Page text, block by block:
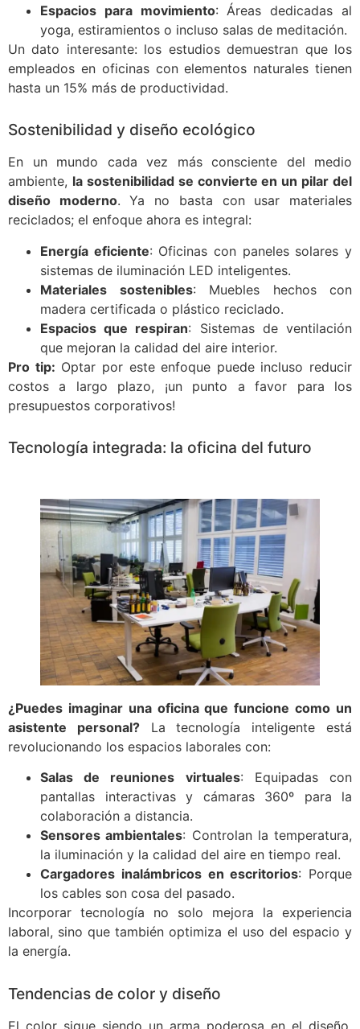
Espacios para movimiento: Áreas dedicadas al
yoga, estiramientos o incluso salas de meditación.
Un dato interesante: los estudios demuestran que los
empleados en oficinas con elementos naturales tienen
hasta un 15% más de productividad.
Sostenibilidad y diseño ecológico
En un mundo cada vez más consciente del medio
ambiente, la sostenibilidad se convierte en un pilar del
diseño moderno. Ya no basta con usar materiales
reciclados; el enfoque ahora es integral:
Energía eficiente: Oficinas con paneles solares y
sistemas de iluminación LED inteligentes.
Materiales sostenibles: Muebles hechos con
madera certificada o plástico reciclado.
Espacios que respiran: Sistemas de ventilación
que mejoran la calidad del aire interior.
Pro tip: Optar por este enfoque puede incluso reducir
costos a largo plazo, ¡un punto a favor para los
presupuestos corporativos!
Tecnología integrada: la oficina del futuro
¿Puedes imaginar una oficina que funcione como un
asistente personal?La tecnología inteligente está
revolucionando los espacios laborales con:
Salas de reuniones virtuales: Equipadas con
pantallas interactivas y cámaras 360º para la
colaboración a distancia.
Sensores ambientales: Controlan la temperatura,
la iluminación y la calidad del aire en tiempo real.
Cargadores inalámbricos en escritorios: Porque
los cables son cosa del pasado.
Incorporar tecnología no solo mejora la experiencia
laboral, sino que también optimiza el uso del espacio y
la energía.
Tendencias de color y diseño
El color sigue siendo un arma poderosa en el diseño.